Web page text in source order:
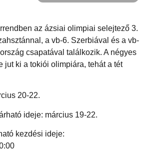
az ázsiai olimpiai selejtező 3.
a vb-6. Szerbiával és a vb-
csapatával találkozik. A négyes
jut ki a tokiói olimpiára, tehát a tét
20-22.
ideje: március 19-22.
kezdési ideje: